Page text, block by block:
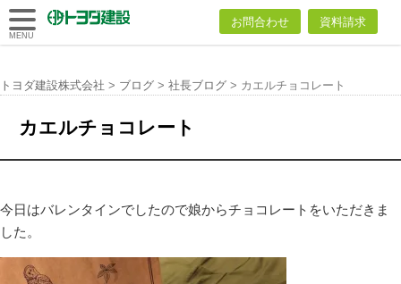
トヨダ建設
お問合わせ 資料請求
MENU
トヨダ建設株式会社 > ブログ > 社長ブログ > カエルチョコレート
カエルチョコレート
今日はバレンタインでしたので娘からチョコレートをいただきま
した。